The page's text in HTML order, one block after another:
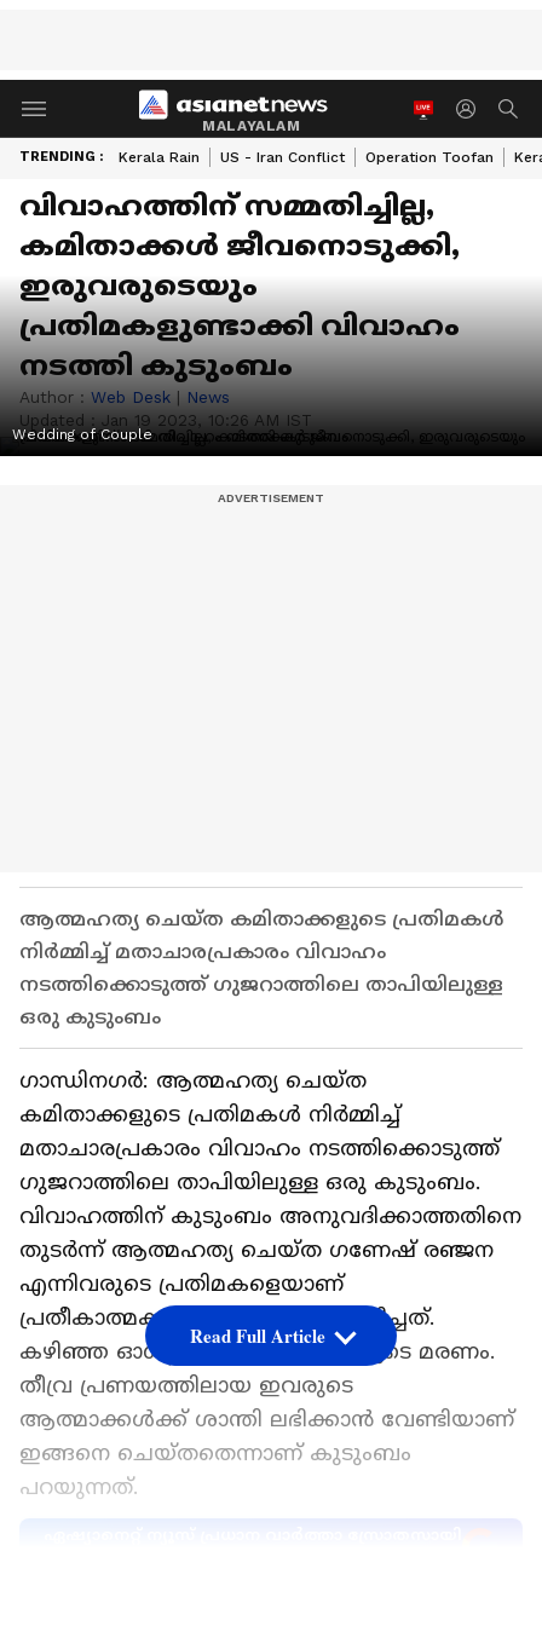
MALAYALAM
TRENDING : Kerala Rain US - Iran Conflict Operation Toofan
വിവാഹത്തിന് സമ്മതിച്ചില്ല,
കമിതാക്കൾ ജീവനൊടുക്കി,
ഇരുവരുടെയും
പ്രതിമകളുണ്ടാക്കി വിവാഹം
നടത്തി കുടുംബം
Author : Web Desk | News
Updated : Jan 19 2023, 10:26 AM IST
Wedding of Couple
ആത്മഹത്യ ചെയ്ത കമിതാക്കളുടെ പ്രതിമകൾ
നിർമ്മിച്ച് മതാചാരപ്രകാരം വിവാഹം
നടത്തിക്കൊടുത്ത് ഗുജറാത്തിലെ താപിയിലുള്ള
ഒരു കുടുംബം
ഗാന്ധിനഗർ: ആത്മഹത്യ ചെയ്ത
കമിതാക്കളുടെ പ്രതിമകൾ നിർമ്മിച്ച്
മതാചാരപ്രകാരം വിവാഹം നടത്തിക്കൊടുത്ത്
ഗുജറാത്തിലെ താപിയിലുള്ള ഒരു കുടുംബം.
വിവാഹത്തിന് കുടുംബം അനുവദിക്കാത്തതിനെ
തുടർന്ന് ആത്മഹത്യ ചെയ്ത ഗണേഷ് രഞ്ജന
എന്നിവരുടെ പ്രതിമകളെയാണ്
പ്രതീകാത്മകമായി വിവാഹം ചെയ്യിച്ചത്.
കഴിഞ്ഞ ഓഗസ്റ്റിലായിരുന്നു ഇവരുടെ മരണം.
തീവ്ര പ്രണയത്തിലായ ഇവരുടെ
ആത്മാക്കൾക്ക് ശാന്തി ലഭിക്കാൻ വേണ്ടിയാണ്
ഇങ്ങനെ ചെയ്തതെന്നാണ് കുടുംബം
പറയുന്നത്.
Read Full Article